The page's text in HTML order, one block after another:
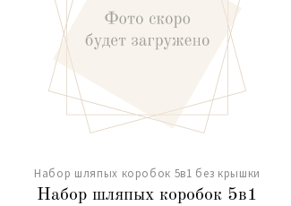
Набор шляпых коробок 5в1 без крышки
Набор шляпых коробок 5в1